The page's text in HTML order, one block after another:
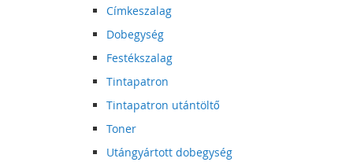
Címkeszalag
Dobegység
Festékszalag
Tintapatron
Tintapatron utántöltő
Toner
Utángyártott dobegység